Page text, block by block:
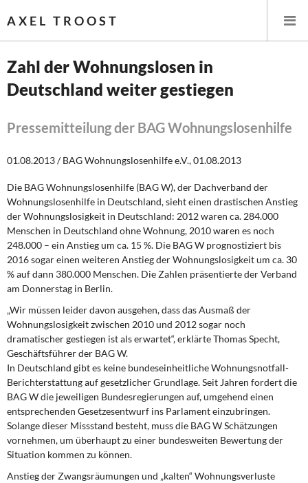
AXEL TROOST
Startseite
Themen
Leitlinien linker Wirtschafts- und Finanzpolitik
Wirtschaftspolitik
Steuer- und Finanzpolitik
Öffentliche Infrastruktur und Daseinsvorsorge
Eurokrise und Griechenland
DIE LINKE
Weitere Themen
Memo-Gruppe
Institut Solidarische Moderne
Rosa-Luxemburg-Stiftung
Zahl der Wohnungslosen in
Deutschland weiter gestiegen
Pressemitteilung der BAG Wohnungslosenhilfe
01.08.2013 / BAG Wohnungslosenhilfe e.V., 01.08.2013
Die BAG Wohnungslosenhilfe (BAG W), der Dachverband der
Wohnungslosenhilfe in Deutschland, sieht einen drastischen Anstieg
der Wohnungslosigkeit in Deutschland: 2012 waren ca. 284.000
Menschen in Deutschland ohne Wohnung, 2010 waren es noch
248.000 – ein Anstieg um ca. 15 %. Die BAG W prognostiziert bis
2016 sogar einen weiteren Anstieg der Wohnungslosigkeit um ca. 30
% auf dann 380.000 Menschen. Die Zahlen präsentierte der Verband
am Donnerstag in Berlin.
„Wir müssen leider davon ausgehen, dass das Ausmaß der
Wohnungslosigkeit zwischen 2010 und 2012 sogar noch
dramatischer gestiegen ist als erwartet“, erklärte Thomas Specht,
Geschäftsführer der BAG W.
In Deutschland gibt es keine bundeseinheitliche Wohnungsnotfall-
Berichterstattung auf gesetzlicher Grundlage. Seit Jahren fordert die
BAG W die jeweiligen Bundesregierungen auf, umgehend einen
entsprechenden Gesetzesentwurf ins Parlament einzubringen.
Solange dieser Missstand besteht, muss die BAG W Schätzungen
vornehmen, um überhaupt zu einer bundesweiten Bewertung der
Situation kommen zu können.
Anstieg der Zwangsräumungen und „kalten“ Wohnungsverluste